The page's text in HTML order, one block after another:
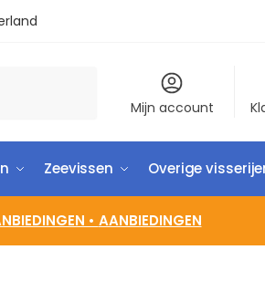
Mijn account
Zeevissen Overige
• AANBIEDINGEN